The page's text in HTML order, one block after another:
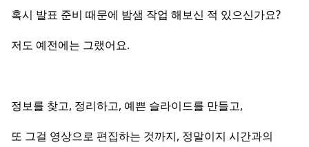
혹시 발표 준비 때문에 밤샘 작업 해보신 적 있으신가요?
저도 예전에는 그랬어요.
정보를 찾고, 정리하고, 예쁜 슬라이드를 만들고,
또 그걸 영상으로 편집하는 것까지, 정말이지 시간과의